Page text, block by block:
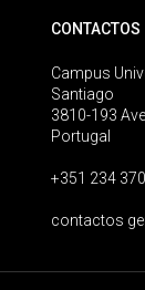
CONTACTOS
Campus
Santiago
3810-193
Portugal
+351 234
contactos